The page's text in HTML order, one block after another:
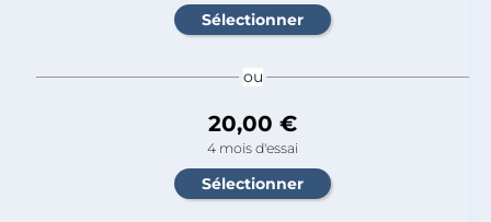
ou
20,00 €
4 mois d'essai